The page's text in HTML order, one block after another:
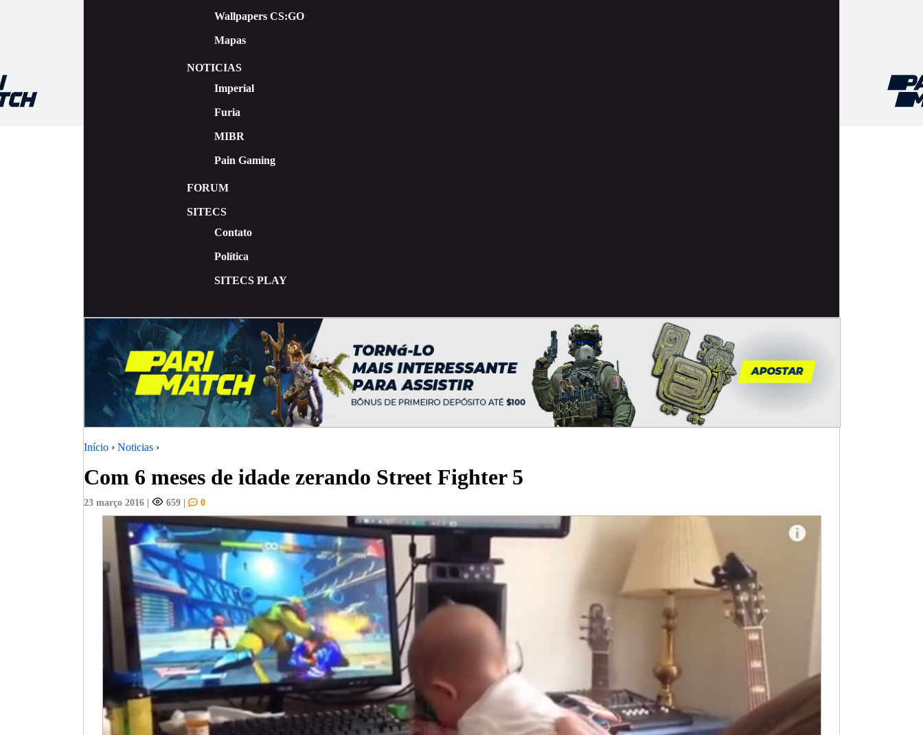
Wallpapers CS:GO
Mapas
NOTICIAS
Imperial
Furia
MIBR
Pain Gaming
FORUM
SITECS
Contato
Política
SITECS PLAY
Início › Noticias ›
Com 6 meses de idade zerando Street Fighter 5
23 março 2016 | 659 | 0